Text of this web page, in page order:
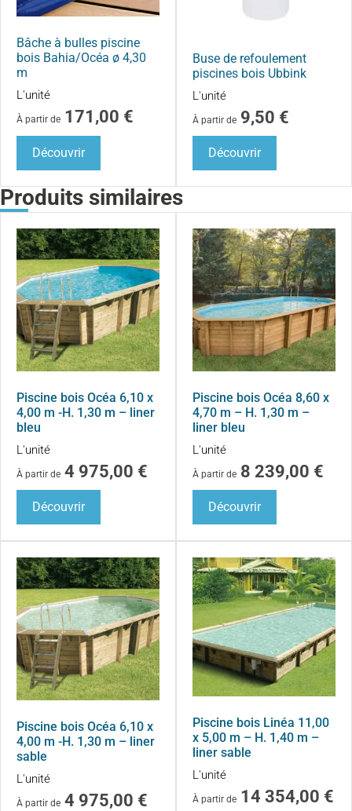
Bâche à bulles piscine
bois Bahia/Océa ø 4,30
m
L'unité
À partir de 171,00 €
Découvrir
Buse de refoulement
piscines bois Ubbink
L'unité
À partir de 9,50 €
Découvrir
Produits similaires
Piscine bois Océa 6,10 x
4,00 m -H. 1,30 m – liner
bleu
L'unité
À partir de 4 975,00 €
Découvrir
Piscine bois Océa 8,60 x
4,70 m – H. 1,30 m –
liner bleu
L'unité
À partir de 8 239,00 €
Découvrir
Piscine bois Océa 6,10 x
4,00 m -H. 1,30 m – liner
sable
L'unité
À partir de 4 975,00 €
Piscine bois Linéa 11,00
x 5,00 m – H. 1,40 m –
liner sable
L'unité
À partir de 14 354,00 €